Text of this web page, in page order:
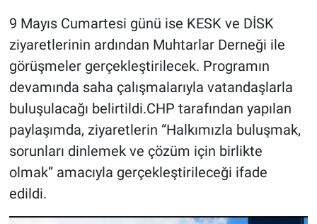
9 Mayıs Cumartesi günü ise KESK ve DİSK
ziyaretlerinin ardından Muhtarlar Derneği ile
görüşmeler gerçekleştirilecek. Programın
devamında saha çalışmalarıyla vatandaşlarla
buluşulacağı belirtildi.CHP tarafından yapılan
paylaşımda, ziyaretlerin “Halkımızla buluşmak,
sorunları dinlemek ve çözüm için birlikte
olmak” amacıyla gerçekleştirileceği ifade
edildi.